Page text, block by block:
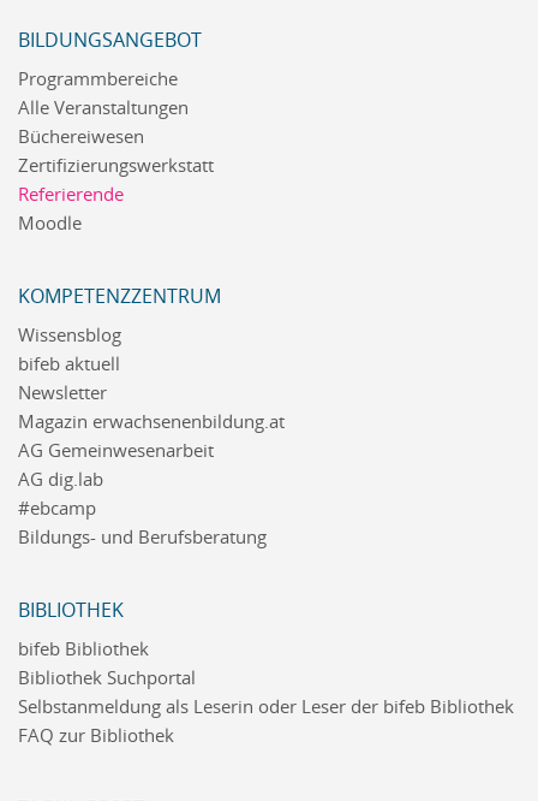
BILDUNGSANGEBOT
Programmbereiche
Alle Veranstaltungen
Büchereiwesen
Zertifizierungswerkstatt
Referierende
Moodle
KOMPETENZZENTRUM
Wissensblog
bifeb aktuell
Newsletter
Magazin erwachsenenbildung.at
AG Gemeinwesenarbeit
AG dig.lab
#ebcamp
Bildungs- und Berufsberatung
BIBLIOTHEK
bifeb Bibliothek
Bibliothek Suchportal
Selbstanmeldung als Leserin oder Leser der bifeb Bibliothek
FAQ zur Bibliothek